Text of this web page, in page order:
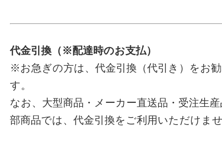
代金引換（※配達時のお支払）
※お急ぎの方は、代金引換（代引き）をお
す。
なお、大型商品・メーカー直送品・受注生
部商品では、代金引換をご利用いただけま